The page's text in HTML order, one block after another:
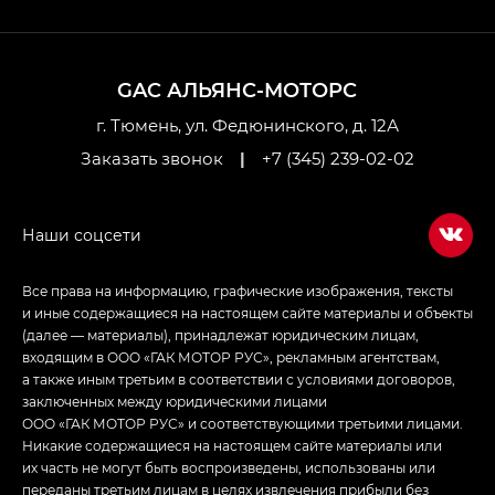
Джи Икс ПРЕМИУМ — GX PREMIUM, ЛАУНЖ —
LOUNGE
Empow — Эмпау (Empow) в комплектации
GAC АЛЬЯНС-МОТОРС
г. Тюмень, ул. Федюнинского, д. 12А
Заказать звонок
| +7 (345) 239-02-02
Все права на информацию, графические изображения, тексты
и иные содержащиеся на настоящем сайте материалы и объекты
(далее — материалы), принадлежат юридическим лицам,
входящим в ООО «ГАК МОТОР РУС», рекламным агентствам,
а также иным третьим в соответствии с условиями договоров,
заключенных между юридическими лицами
ООО «ГАК МОТОР РУС» и соответствующими третьими лицами.
Никакие содержащиеся на настоящем сайте материалы или
их часть не могут быть воспроизведены, использованы или
переданы третьим лицам в целях извлечения прибыли без